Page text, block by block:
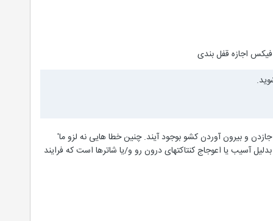
اجازه قفل بندی
و بیرون آوردن کشو بوجود آیند. چنین خطا هایی نه لزو ما'
آسیب یا اعوجاج کنتاکتهای درون رو و/یا شاترها است که فرایند